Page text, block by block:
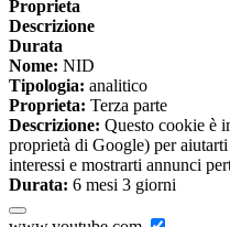
Proprieta
Descrizione
Durata
Nome: NID
Tipologia: analitico
Proprieta: Terza parte
Descrizione: Questo cookie è
proprietà di Google) per
interessi e mostrarti annunci
Durata: 6 mesi 3 giorni